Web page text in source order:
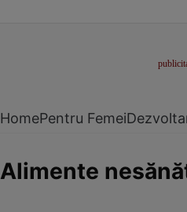
HomePentru Femei
Alimente